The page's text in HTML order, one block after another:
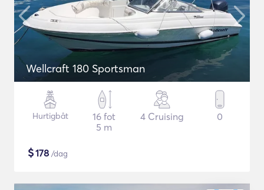
Wellcraft 180 Sportsman
Hurtigbåt
16 fot
5 m
4 Cruising 0
$178 /dag